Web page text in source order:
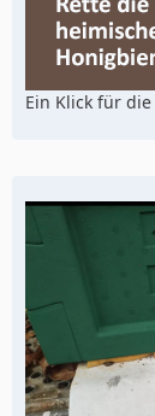
Ein Klick für